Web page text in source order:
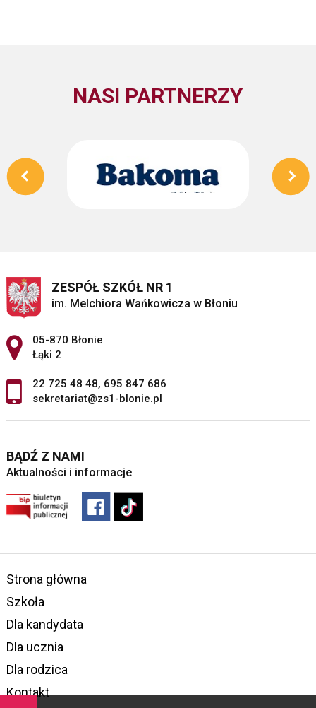
NASI PARTNERZY
ZESPÓŁ SZKÓŁ NR 1
im. Melchiora Wańkowicza w Błoniu
Adres pocztowy:
05-870 Błonie
Łąki 2
22 725 48 48, 695 847 686
sekretariat@zs1-blonie.pl
BĄDŹ Z NAMI
Aktualności i informacje
Strona główna
Szkoła
Dla kandydata
Dla ucznia
Dla rodzica
Kontakt